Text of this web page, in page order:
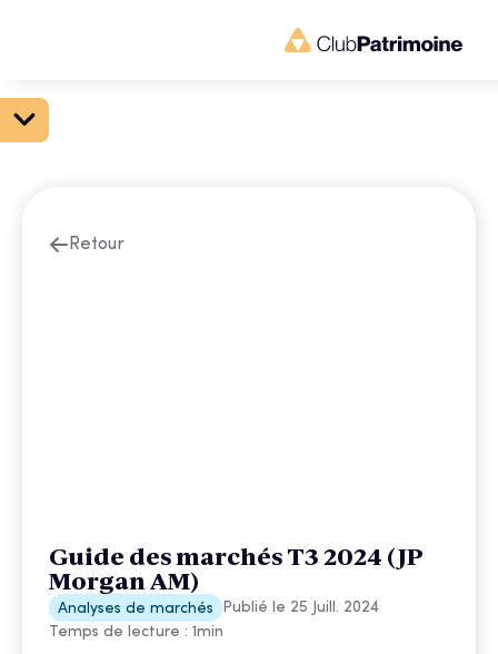
Retour
Guide des marchés T3 2024 (JP
Morgan AM)
Analyses de marchés Publié le 25 Juill. 2024
Temps de lecture : 1min